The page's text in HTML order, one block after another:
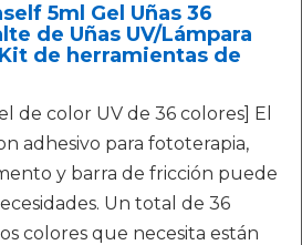
5ml Gel Uñas 36
de Uñas UV/Lámpara
de herramientas de
de color UV de 36 colores] El
adhesivo para fototerapia,
y barra de fricción puede
Un total de 36
colores que necesita están